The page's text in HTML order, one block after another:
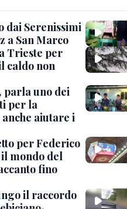
dai Serenissimi
a San Marco
Trieste per
caldo non
parla uno dei
per la
aiutare i
per Federico
mondo del
fino
il raccordo